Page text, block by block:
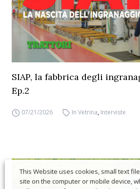
SIAP, la fabbrica degli
Ep.2
07/21/2026 In Vetrina, Interviste
This Website uses cookies, small text
site on the computer or mobile device,